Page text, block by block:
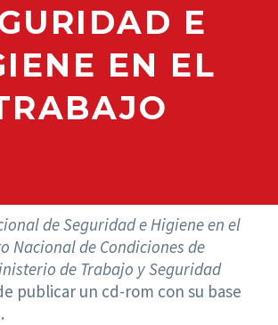
E
EN EL
de Seguridad e Higiene en el
Nacional de Condiciones de
de Trabajo y Seguridad
publicar un cd-rom con su base
.